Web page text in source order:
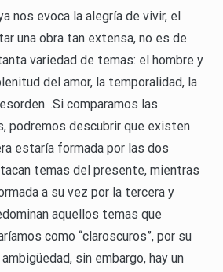
nos evoca la alegría de vivir, el
una obra tan extensa, no es de
variedad de temas: el hombre y
del amor, la temporalidad, la
comparamos las
podremos descubrir que existen
estaría formada por las dos
temas del presente, mientras
a su vez por la tercera y
aquellos temas que
como “claroscuros”, por su
sin embargo, hay un